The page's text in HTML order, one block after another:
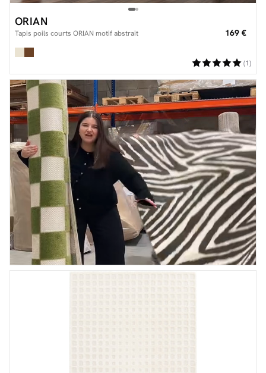
ORIAN
Tapis poils courts ORIAN motif abstrait 169 €
(1)